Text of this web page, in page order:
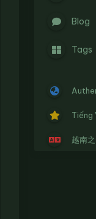
Blog
Tags
Tiếng
越南